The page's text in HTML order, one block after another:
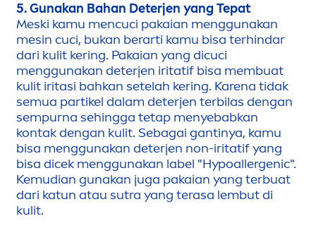
5. Gunakan Bahan Deterjen yang Tepat
Meski kamu mencuci pakaian menggunakan
mesin cuci, bukan berarti kamu bisa terhindar
dari kulit kering. Pakaian yang dicuci
menggunakan deterjen iritatif bisa membuat
kulit iritasi bahkan setelah kering. Karena tidak
semua partikel dalam deterjen terbilas dengan
sempurna sehingga tetap menyebabkan
kontak dengan kulit. Sebagai gantinya, kamu
bisa menggunakan deterjen non-iritatif yang
bisa dicek menggunakan label "Hypoallergenic".
Kemudian gunakan juga pakaian yang terbuat
dari katun atau sutra yang terasa lembut di
kulit.